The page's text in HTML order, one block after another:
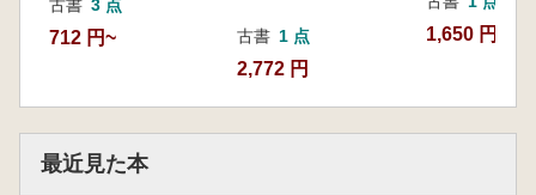
古書 3 点
712 円~ 古書 1 点
2,772 円
1,650 円
最近見た本